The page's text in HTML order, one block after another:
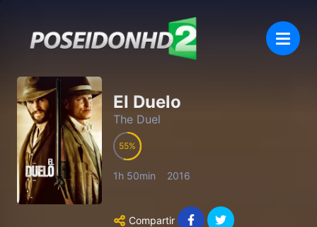
El Duelo
The Duel
55
1h 50min 2016
Compartir